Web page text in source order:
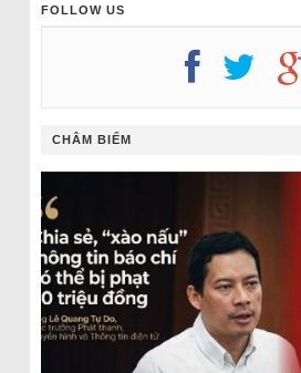
FOLLOW US
CHÂM BIẾM